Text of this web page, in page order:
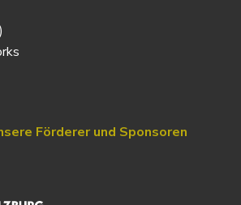
Förderer und Sponsoren